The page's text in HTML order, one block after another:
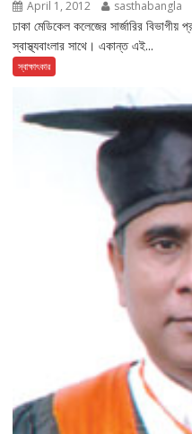
April 1, 2012 sasthabangla
ঢাকা মেডিকেল কলেজের সার্জারির
স্বাস্থ্যবাংলার সাথে। একান্ত এই...
স্বাক্ষাৎকার